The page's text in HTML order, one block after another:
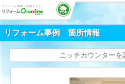
リフォーム事例 箇所情報
ニッチカウンターを